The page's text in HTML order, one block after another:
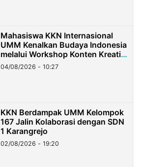
Mahasiswa KKN Internasional
UMM Kenalkan Budaya Indonesia
melalui Workshop Konten Kreatif
di Taiwan
04/08/2026 - 10:27
KKN Berdampak UMM Kelompok
167 Jalin Kolaborasi dengan SDN
1 Karangrejo
02/08/2026 - 19:20